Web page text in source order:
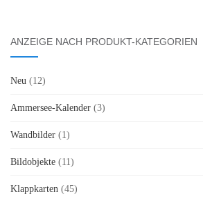
ANZEIGE NACH PRODUKT-KATEGORIEN
Neu (12)
Ammersee-Kalender (3)
Wandbilder (1)
Bildobjekte (11)
Klappkarten (45)